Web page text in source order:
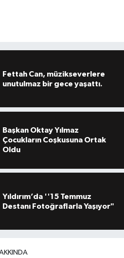
Fettah Can, müzikseverlere
unutulmaz bir gece yaşattı.
Başkan Oktay Yılmaz
Çocukların Coşkusuna Ortak
Oldu
Yıldırım’da ''15 Temmuz
Destanı Fotoğraflarla Yaşıyor"